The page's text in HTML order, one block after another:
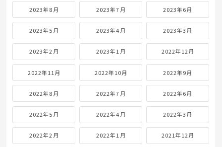
2023年8月 2023年7月 2023年6月
2023年5月 2023年4月 2023年3月
2023年2月 2023年1月 2022年12月
2022年11月 2022年10月 2022年9月
2022年8月 2022年7月 2022年6月
2022年5月 2022年4月 2022年3月
2022年2月 2022年1月 2021年12月